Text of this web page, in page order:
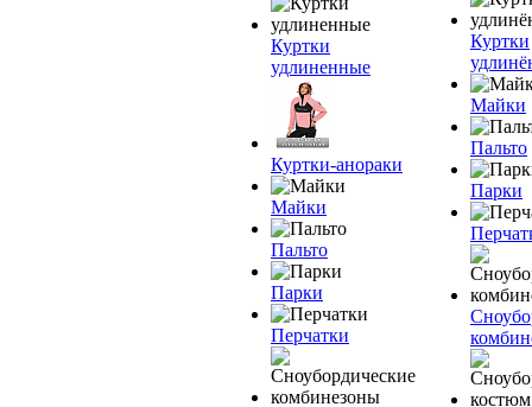
Куртки
удлиненные
Куртки-анораки
Майки
Пальто
Парки
Перчатки
Куртки
Майки
Пальто
Парки